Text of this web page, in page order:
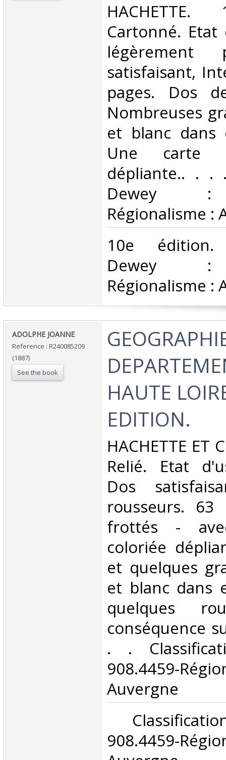
Cartonné. Etat
légèrement
satisfaisant,
pages. Dos
Nombreuses
et blanc
Une carte
dépliante.. . .
Dewey :
Régionalisme :
‎10e édition.
Dewey :
Régionalisme :
‎ADOLPHE JOANNE‎
Reference : R240085209
(1887)
See the book
HAUTE
EDITION.‎
‎HACHETTE ET
Relié. Etat
Dos
rousseurs.
frottés -
coloriée
et quelques
et blanc dans
quelques
conséquence
. .
908.4459-
Auvergne‎
908.4459-